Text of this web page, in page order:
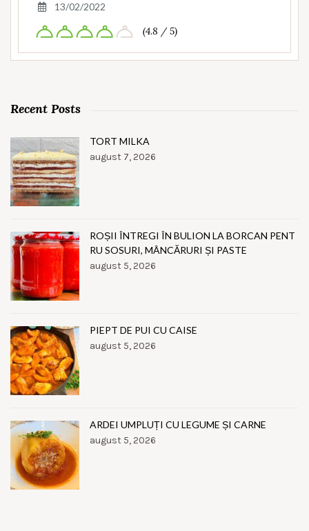
13/02/2022
(4.8 / 5)
Recent Posts
TORT MILKA
august 7, 2026
ROȘII ÎNTREGI ÎN BULION LA BORCAN PENT
RU SOSURI, MÂNCĂRURI ȘI PASTE
august 5, 2026
PIEPT DE PUI CU CAISE
august 5, 2026
ARDEI UMPLUȚI CU LEGUME ȘI CARNE
august 5, 2026